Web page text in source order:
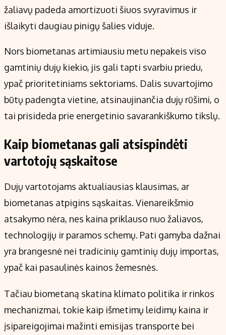
žaliavų padeda amortizuoti šiuos svyravimus ir
išlaikyti daugiau pinigų šalies viduje.
Nors biometanas artimiausiu metu nepakeis viso
gamtinių dujų kiekio, jis gali tapti svarbiu priedu,
ypač prioritetiniams sektoriams. Dalis suvartojimo
būtų padengta vietine, atsinaujinančia dujų rūšimi, o
tai prisideda prie energetinio savarankiškumo tikslų.
Kaip biometanas gali atsispindėti
vartotojų sąskaitose
Dujų vartotojams aktualiausias klausimas, ar
biometanas atpigins sąskaitas. Vienareikšmio
atsakymo nėra, nes kaina priklauso nuo žaliavos,
technologijų ir paramos schemų. Pati gamyba dažnai
yra brangesnė nei tradicinių gamtinių dujų importas,
ypač kai pasaulinės kainos žemesnės.
Tačiau biometaną skatina klimato politika ir rinkos
mechanizmai, tokie kaip išmetimų leidimų kaina ir
įsipareigojimai mažinti emisijas transporte bei